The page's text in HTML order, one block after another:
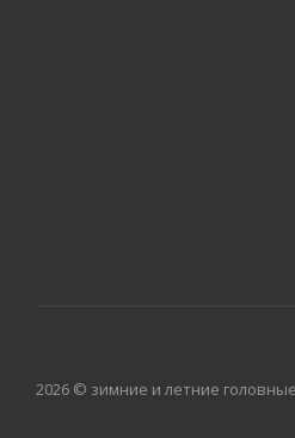
2026 © зимние и летние